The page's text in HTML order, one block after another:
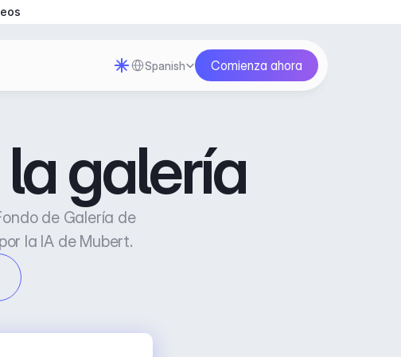
galería
de Galería de
la IA de Mubert.
Select Language
Spanish Comienza ahora